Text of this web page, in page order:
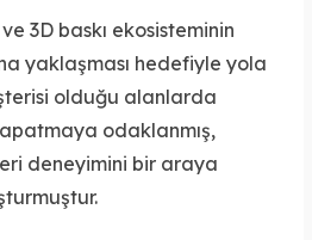
3D baskı ekosisteminin
yaklaşması hedefiyle yola
olduğu alanlarda
odaklanmış,
deneyimini bir araya